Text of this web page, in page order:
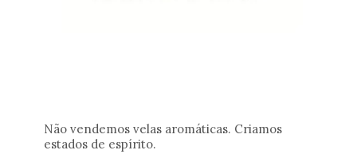
Não vendemos velas aromáticas. Criamos
estados de espírito.